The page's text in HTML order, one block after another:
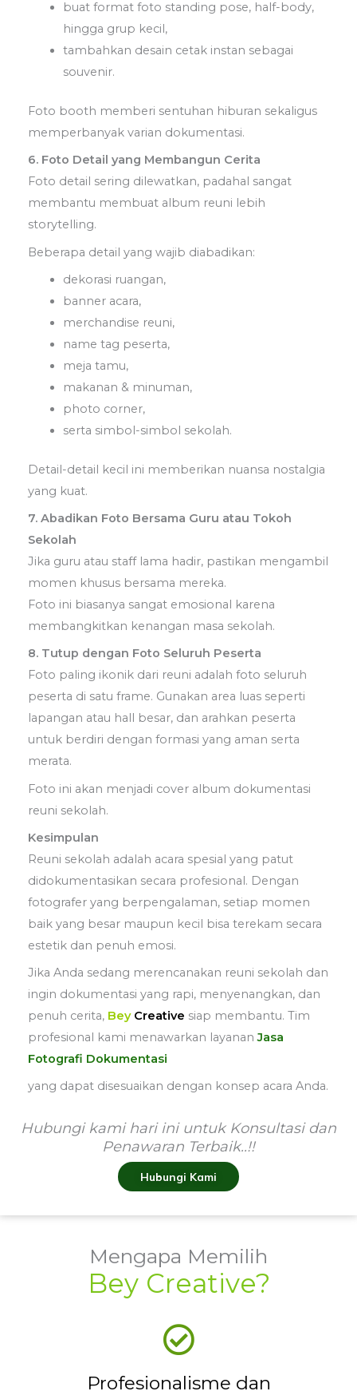
buat format foto standing pose, half-body,
hingga grup kecil,
tambahkan desain cetak instan sebagai
souvenir.
Foto booth memberi sentuhan hiburan sekaligus
memperbanyak varian dokumentasi.
6. Foto Detail yang Membangun Cerita
Foto detail sering dilewatkan, padahal sangat
membantu membuat album reuni lebih
storytelling.
Beberapa detail yang wajib diabadikan:
dekorasi ruangan,
banner acara,
merchandise reuni,
name tag peserta,
meja tamu,
makanan & minuman,
photo corner,
serta simbol-simbol sekolah.
Detail-detail kecil ini memberikan nuansa nostalgia
yang kuat.
7. Abadikan Foto Bersama Guru atau Tokoh
Sekolah
Jika guru atau staff lama hadir, pastikan mengambil
momen khusus bersama mereka.
Foto ini biasanya sangat emosional karena
membangkitkan kenangan masa sekolah.
8. Tutup dengan Foto Seluruh Peserta
Foto paling ikonik dari reuni adalah foto seluruh
peserta di satu frame. Gunakan area luas seperti
lapangan atau hall besar, dan arahkan peserta
untuk berdiri dengan formasi yang aman serta
merata.
Foto ini akan menjadi cover album dokumentasi
reuni sekolah.
Kesimpulan
Reuni sekolah adalah acara spesial yang patut
didokumentasikan secara profesional. Dengan
fotografer yang berpengalaman, setiap momen
baik yang besar maupun kecil bisa terekam secara
estetik dan penuh emosi.
Jika Anda sedang merencanakan reuni sekolah dan
ingin dokumentasi yang rapi, menyenangkan, dan
penuh cerita, Bey Creative siap membantu. Tim
profesional kami menawarkan layananJasa
Fotografi Dokumentasi
yang dapat disesuaikan dengan konsep acara Anda.
Hubungi kami hari ini untuk Konsultasi dan
Penawaran Terbaik..!!
Hubungi Kami
Mengapa Memilih
Bey Creative?
Profesionalisme dan